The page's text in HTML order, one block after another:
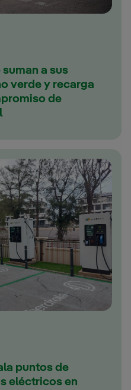
a sus
verde y recarga
de
puntos de
eléctricos en